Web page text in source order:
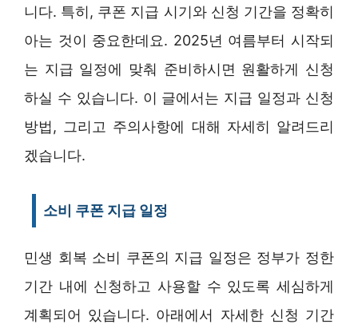
니다. 특히, 쿠폰 지급 시기와 신청 기간을 정확히
아는 것이 중요한데요. 2025년 여름부터 시작되
는 지급 일정에 맞춰 준비하시면 원활하게 신청
하실 수 있습니다. 이 글에서는 지급 일정과 신청
방법, 그리고 주의사항에 대해 자세히 알려드리
겠습니다.
소비 쿠폰 지급 일정
민생 회복 소비 쿠폰의 지급 일정은 정부가 정한
기간 내에 신청하고 사용할 수 있도록 세심하게
계획되어 있습니다. 아래에서 자세한 신청 기간